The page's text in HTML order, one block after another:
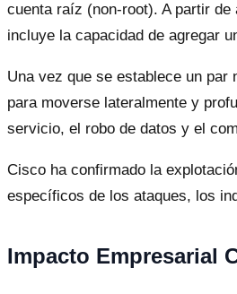
cuenta raíz (non-root). A partir
incluye la capacidad de agregar
Una vez que se establece un
para moverse lateralmente y
servicio, el robo de datos y el
Cisco ha confirmado la
específicos de los ataques, los
Impacto Empresarial